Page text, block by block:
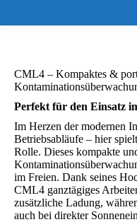
CML4 – Kompaktes &
Perfekt für den Einsatz
Im Herzen der modernen
Betriebsabläufe – hier
Rolle. Dieses kompakte
im Freien. Dank seines
CML4 ganztägiges
zusätzliche Ladung,
auch bei direkter